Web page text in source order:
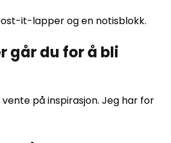
it-lapper og en notisblokk.
går du for å bli
på inspirasjon. Jeg har for